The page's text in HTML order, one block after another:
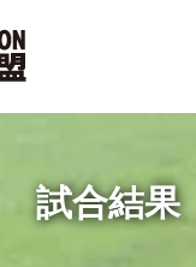
試合結果